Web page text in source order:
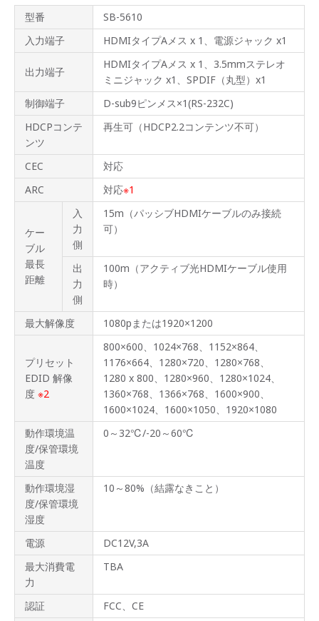
型番
SB-5610
入力端子
HDMIタイプAメス x 1、電源ジャック x1
出力端子
HDMIタイプAメス x 1、3.5mmステレオ
ミニジャック x1、SPDIF（丸型）x1
制御端子
D-sub9ピンメス×1(RS-232C)
HDCPコンテ
ンツ
再生可（HDCP2.2コンテンツ不可）
CEC
対応
ARC
対応※1
ケー
ブル
最長
距離
入
力
側
15m（パッシブHDMIケーブルのみ接続
可）
出
力
側
100m（アクティブ光HDMIケーブル使用
時）
最大解像度 1080pまたは1920×1200
プリセット
EDID 解像
度 ※2
800×600、1024×768、1152×864、
1176×664、1280×720、1280×768、
1280 x 800、1280×960、1280×1024、
1360×768、1366×768、1600×900、
1600×1024、1600×1050、1920×1080
動作環境温
度/保管環境
温度
0～32℃/-20～60℃
動作環境湿
度/保管環境
湿度
10～80%（結露なきこと）
電源
DC12V,3A
最大消費電
力
TBA
認証
FCC、CE